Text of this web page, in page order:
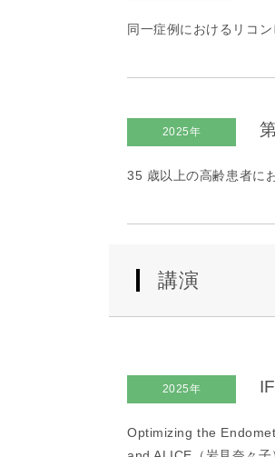
同一症例におけるリコ
2025年
35 歳以上の高齢患者に
講演
2025年
Optimizing the